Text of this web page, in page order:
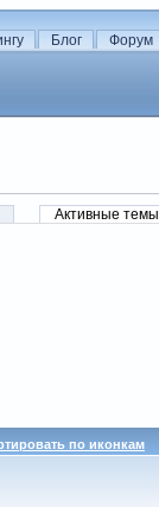
Блог Форум
Активные темы